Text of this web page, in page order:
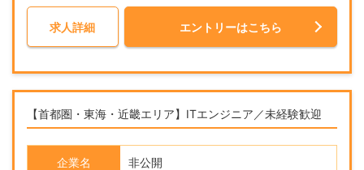
求人詳細 エントリーはこちら
【首都圏・東海・近畿エリア】ITエンジニア／未経験歓迎
企業名 非公開